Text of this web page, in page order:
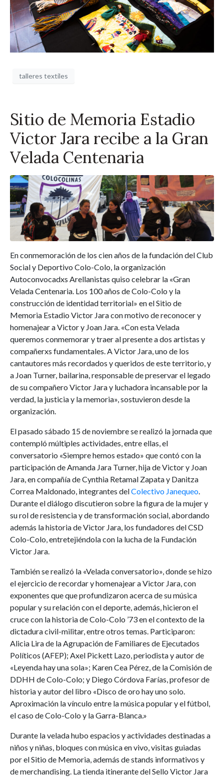
talleres textiles
Sitio de Memoria Estadio
Victor Jara recibe a la Gran
Velada Centenaria
En conmemoración de los cien años de la fundación del Club
Social y Deportivo Colo-Colo, la organización
Autoconvocadxs Arellanistas quiso celebrar la «Gran
Velada Centenaria. Los 100 años de Colo-Colo y la
construcción de identidad territorial» en el Sitio de
Memoria Estadio Victor Jara con motivo de reconocer y
homenajear a Victor y Joan Jara. «Con esta Velada
queremos conmemorar y traer al presente a dos artistas y
compañerxs fundamentales. A Victor Jara, uno de los
cantautores más recordados y queridos de este territorio, y
a Joan Turner, bailarina, responsable de preservar el legado
de su compañero Victor Jara y luchadora incansable por la
verdad, la justicia y la memoria», sostuvieron desde la
organización.
El pasado sábado 15 de noviembre se realizó la jornada que
contempló múltiples actividades, entre ellas, el
conversatorio «Siempre hemos estado» que contó con la
participación de Amanda Jara Turner, hija de Victor y Joan
Jara, en compañía de Cynthia Retamal Zapata y Danitza
Correa Maldonado, integrantes delColectivo Janequeo.
Durante el diálogo discutieron sobre la figura de la mujer y
su rol de resistencia y de transformación social, abordando
además la historia de Victor Jara, los fundadores del CSD
Colo-Colo, entretejiéndola con la lucha de la Fundación
Victor Jara.
También se realizó la «Velada conversatorio», donde se hizo
el ejercicio de recordar y homenajear a Victor Jara, con
exponentes que que profundizaron acerca de su música
popular y su relación con el deporte, además, hicieron el
cruce con la historia de Colo-Colo ’73 en el contexto de la
dictadura civil-militar, entre otros temas. Participaron:
Alicia Lira de la Agrupación de Familiares de Ejecutados
Políticos (AFEP); Axel Pickett Lazo, periodista y autor de
«Leyenda hay una sola»; Karen Cea Pérez, de la Comisión de
DDHH de Colo-Colo; y Diego Córdova Farías, profesor de
historia y autor del libro «Disco de oro hay uno solo.
Aproximación la vínculo entre la música popular y el fútbol,
el caso de Colo-Colo y la Garra-Blanca.»
Durante la velada hubo espacios y actividades destinadas a
niños y niñas, bloques con música en vivo, visitas guiadas
por el Sitio de Memoria, además de stands informativos y
de merchandising. La tienda itinerante del Sello Victor Jara